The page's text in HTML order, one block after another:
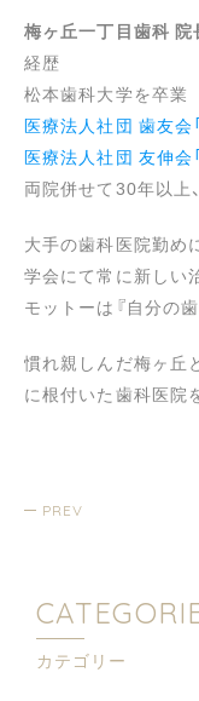
梅ヶ丘一丁目歯科 院
経歴
松本歯科大学を卒業
医療法人社団 歯友会
医療法人社団 友伸会
両院併せて30年以上
大手の歯科医院勤め
学会にて常に新しい
モットーは『自分の
慣れ親しんだ梅ヶ丘
に根付いた歯科医院
PREV
カテゴリー